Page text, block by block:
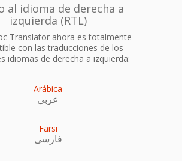
al idioma de derecha a
izquierda (RTL)
Translator ahora es totalmente
con las traducciones de los
idiomas de derecha a izquierda:
Arábica
عربى
Farsi
فارسی